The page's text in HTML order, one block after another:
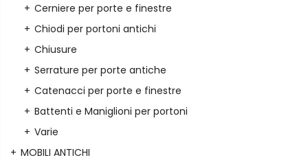
Cerniere per porte e finestre
Chiodi per portoni antichi
Chiusure
Serrature per porte antiche
Catenacci per porte e finestre
Battenti e Maniglioni per portoni
Varie
MOBILI ANTICHI